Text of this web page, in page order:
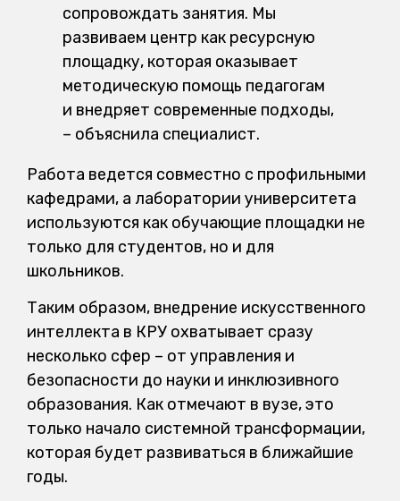
сопровождать занятия. Мы
развиваем центр как ресурсную
площадку, которая оказывает
методическую помощь педагогам
и внедряет современные подходы,
– объяснила специалист.
Работа ведется совместно с профильными
кафедрами, а лаборатории университета
используются как обучающие площадки не
только для студентов, но и для
школьников.
Таким образом, внедрение искусственного
интеллекта в КРУ охватывает сразу
несколько сфер – от управления и
безопасности до науки и инклюзивного
образования. Как отмечают в вузе, это
только начало системной трансформации,
которая будет развиваться в ближайшие
годы.